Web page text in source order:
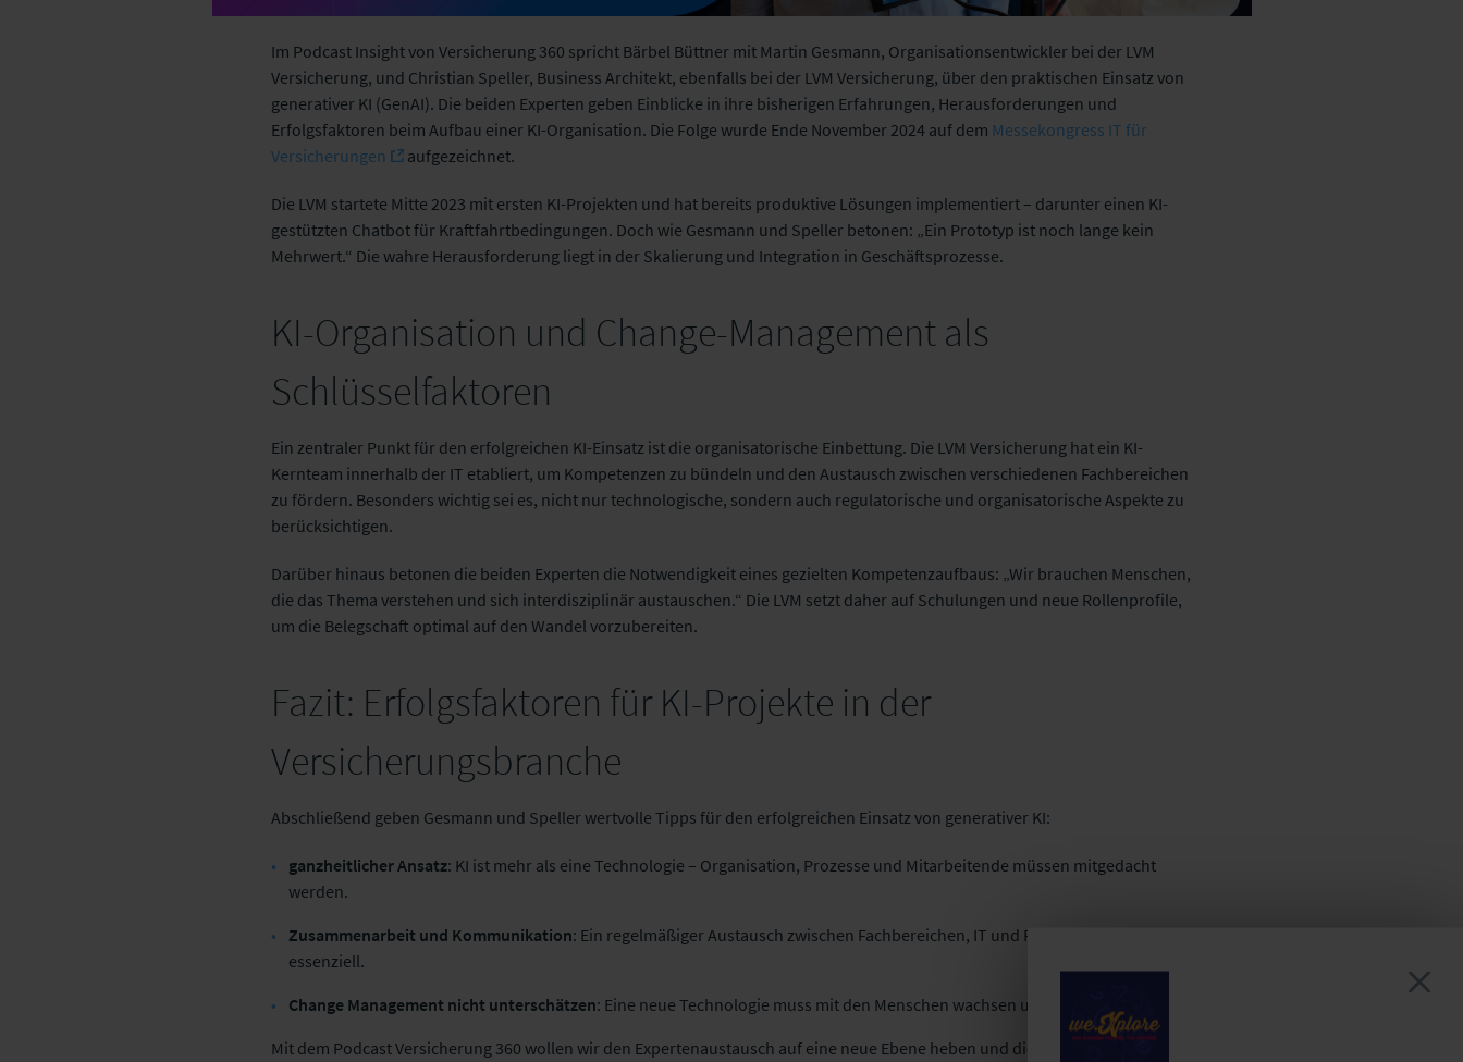
Im Podcast Insight von Versicherung 360 spricht Bärbel Büttner mit Martin Gesmann, Organisationsentwickler bei der LVM
Versicherung, und Christian Speller, Business Architekt, ebenfalls bei der LVM Versicherung, über den praktischen Einsatz von
generativer KI (GenAI). Die beiden Experten geben Einblicke in ihre bisherigen Erfahrungen, Herausforderungen und
Erfolgsfaktoren beim Aufbau einer KI-Organisation. Die Folge wurde Ende November 2024 auf dem Messekongress IT für
Versicherungen
aufgezeichnet.
Die LVM startete Mitte 2023 mit ersten KI-Projekten und hat bereits produktive Lösungen implementiert – darunter einen KI-
gestützten Chatbot für Kraftfahrtbedingungen. Doch wie Gesmann und Speller betonen: „Ein Prototyp ist noch lange kein
Mehrwert.“ Die wahre Herausforderung liegt in der Skalierung und Integration in Geschäftsprozesse.
KI-Organisation und Change-Management als
Schlüsselfaktoren
Ein zentraler Punkt für den erfolgreichen KI-Einsatz ist die organisatorische Einbettung. Die LVM Versicherung hat ein KI-
Kernteam innerhalb der IT etabliert, um Kompetenzen zu bündeln und den Austausch zwischen verschiedenen Fachbereichen
zu fördern. Besonders wichtig sei es, nicht nur technologische, sondern auch regulatorische und organisatorische Aspekte zu
berücksichtigen.
Darüber hinaus betonen die beiden Experten die Notwendigkeit eines gezielten Kompetenzaufbaus: „Wir brauchen Menschen,
die das Thema verstehen und sich interdisziplinär austauschen.“ Die LVM setzt daher auf Schulungen und neue Rollenprofile,
um die Belegschaft optimal auf den Wandel vorzubereiten.
Fazit: Erfolgsfaktoren für KI-Projekte in der
Versicherungsbranche
Abschließend geben Gesmann und Speller wertvolle Tipps für den erfolgreichen Einsatz von generativer KI:
ganzheitlicher Ansatz: KI ist mehr als eine Technologie – Organisation, Prozesse und Mitarbeitende müssen mitgedacht
werden.
Zusammenarbeit und Kommunikation: Ein regelmäßiger Austausch zwischen Fachbereichen, IT und Regulatorik ist
essenziell.
Change Management nicht unterschätzen: Eine neue Technologie muss mit den Menschen wachsen und akzeptiert werden.
Mit dem Podcast Versicherung 360 wollen wir den Expertenaustausch auf eine neue Ebene heben und die Trends und Zukunft